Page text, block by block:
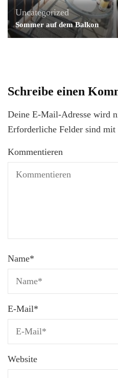
Uncategorized
Sommer auf dem Balkon
Schreibe einen
Deine E-Mail-Adresse wird
Erforderliche Felder sind mit
Kommentieren
Name*
E-Mail*
Website